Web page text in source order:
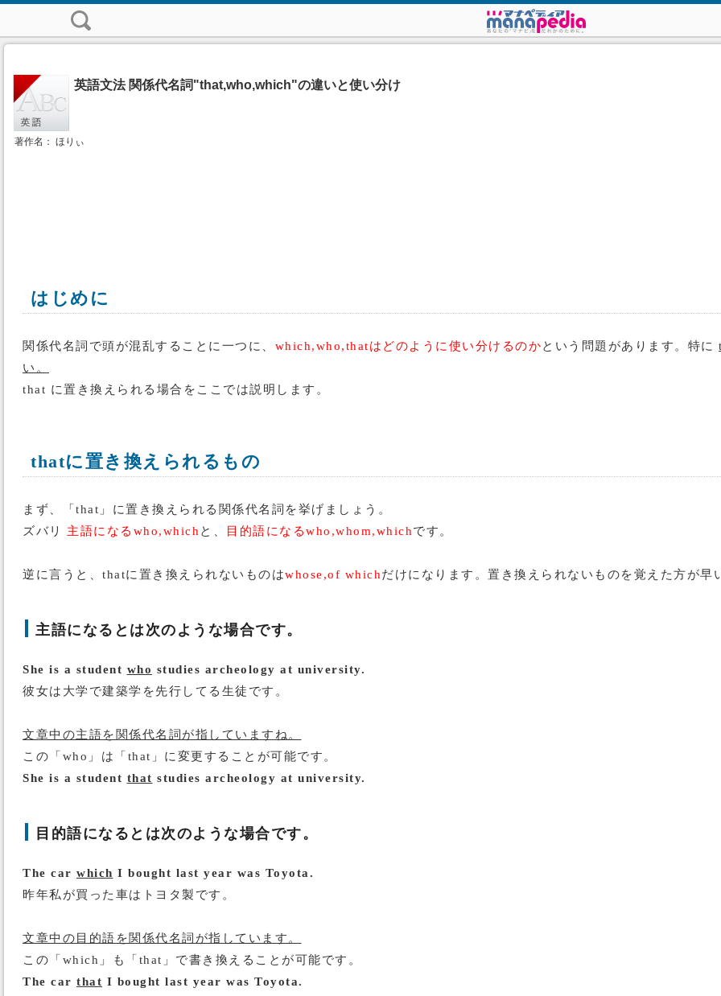
英語文法 関係代名詞"that,who,which"の違いと使い分け
著作名： ほりぃ
はじめに
関係代名詞で頭が混乱することに一つに、 which,who,thatはどのように使い分けるのかという問題があります。特に
い。
that に置き換えられる場合をここでは説明します。
thatに置き換えられるもの
まず、「that」に置き換えられる関係代名詞を挙げましょう。
ズバリ 主語になるwho,which と、 目的語になるwho,whom,whichです。
逆に言うと、thatに置き換えられないものはwhose,of whichだけになります。置き換えられないものを覚えた方が早
主語になるとは次のような場合です。
She is a student who studies archeology at university.
彼女は大学で建築学を先行してる生徒です。
文章中の主語を関係代名詞が指していますね。
この「who」は「that」に変更することが可能です。
She is a student that studies archeology at university.
目的語になるとは次のような場合です。
The car which I bought last year was Toyota.
昨年私が買った車はトヨタ製です。
文章中の目的語を関係代名詞が指しています。
この「which」も「that」で書き換えることが可能です。
The car that I bought last year was Toyota.